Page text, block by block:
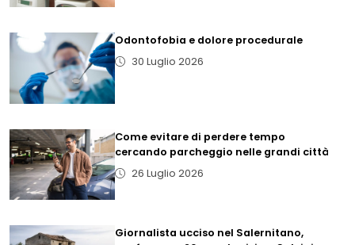
Odontofobia e dolore procedurale
30 Luglio 2026
Come evitare di perdere tempo
cercando parcheggio nelle grandi città
26 Luglio 2026
Giornalista ucciso nel Salernitano,